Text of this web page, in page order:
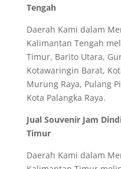
Tengah
Daerah Kami dalam
Kalimantan Tengah
Timur, Barito Utara,
Kotawaringin Barat,
Murung Raya, Pulang
Kota Palangka Raya.
Jual Souvenir Jam
Timur
Daerah Kami dalam